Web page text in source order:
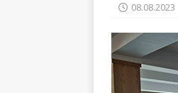
08.08.2023